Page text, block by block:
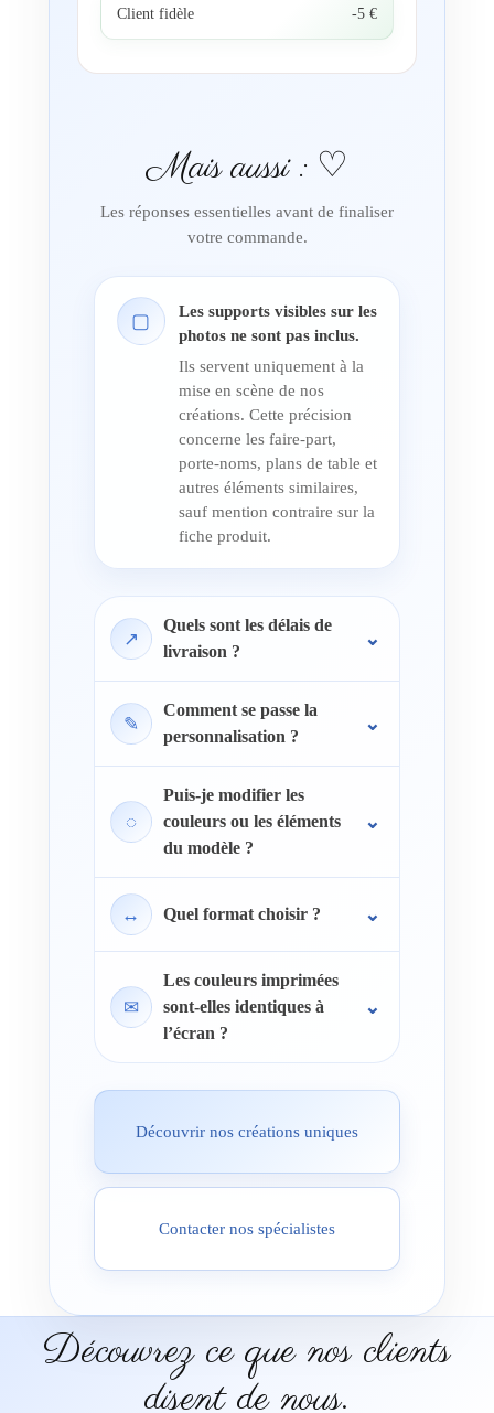
Client fidèle -5 €
Mais aussi : ♡
Les réponses essentielles avant de finaliser
votre commande.
▢
Les supports visibles sur les
photos ne sont pas inclus.
Ils servent uniquement à la
mise en scène de nos
créations. Cette précision
concerne les faire-part,
porte-noms, plans de table et
autres éléments similaires,
sauf mention contraire sur la
fiche produit.
↗
Quels sont les délais de
livraison ?
✎
Comment se passe la
personnalisation ?
◌
Puis-je modifier les
couleurs ou les éléments
du modèle ?
↔ Quel format choisir ?
✉
Les couleurs imprimées
sont-elles identiques à
l’écran ?
Découvrir nos créations uniques
Contacter nos spécialistes
Découvrez ce que nos clients
disent de nous.